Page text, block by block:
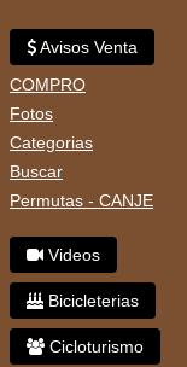
Avisos Venta
COMPRO
Fotos
Categorias
Buscar
Permutas - CANJE
Videos
Bicicleterias
Cicloturismo